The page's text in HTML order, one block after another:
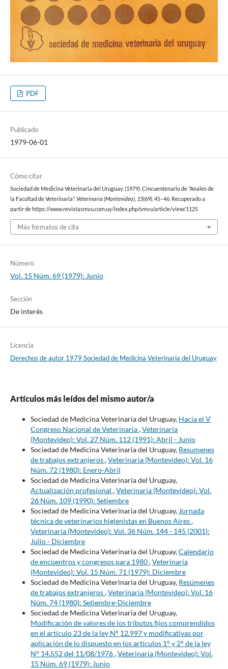
PDF
Publicado
1979-06-01
Cómo citar
Sociedad de Medicina Veterinaria del Uruguay. (1979). Cincuentenario de "Anales de
la Facultad de Veterinaria". Veterinaria (Montevideo), 15(69), 45–46. Recuperado a
partir de https://www.revistasmvu.com.uy/index.php/smvu/article/view/1125
Más formatos de cita
Número
Vol. 15 Núm. 69 (1979): Junio
Sección
De interés
Licencia
Derechos de autor 1979 Sociedad de Medicina Veterinaria del Uruguay
Artículos más leídos del mismo autor/a
Sociedad de Medicina Veterinaria del Uruguay, Hacia el V
Congreso Nacional de Veterinaria,Veterinaria
(Montevideo): Vol. 27 Núm. 112 (1991): Abril - Junio
Sociedad de Medicina Veterinaria del Uruguay, Resumenes
de trabajos extranjeros,Veterinaria (Montevideo): Vol. 16
Núm. 72 (1980): Enero-Abril
Sociedad de Medicina Veterinaria del Uruguay,
Actualización profesional ,Veterinaria (Montevideo): Vol.
26 Núm. 109 (1990): Setiembre
Sociedad de Medicina Veterinaria del Uruguay, Jornada
técnica de veterinarios higienistas en Buenos Aires,
Veterinaria (Montevideo): Vol. 36 Núm. 144 - 145 (2001):
Julio - Diciembre
Sociedad de Medicina Veterinaria del Uruguay,Calendario
de encuentros y congresos para 1980,Veterinaria
(Montevideo): Vol. 15 Núm. 71 (1979): Diciembre
Sociedad de Medicina Veterinaria del Uruguay, Resúmenes
de trabajos extranjeros,Veterinaria (Montevideo): Vol. 16
Núm. 74 (1980): Setiembre-Diciembre
Sociedad de Medicina Veterinaria del Uruguay,
Modificación de valores de los tributos fijos comprendidos
en el artículo 23 de la ley N° 12.997 y modificativas por
aplicación de lo dispuesto en los artículos 1° y 2° de la ley
N° 14.552 del 11/08/1976,Veterinaria (Montevideo): Vol.
15 Núm. 69 (1979): Junio